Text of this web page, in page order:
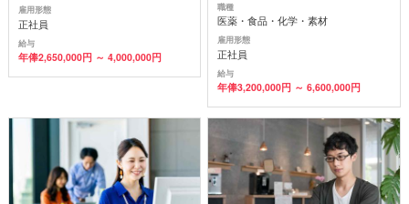
雇用形態
正社員
給与
年俸2,650,000円 ～ 4,000,000円
職種
医薬・食品・化学・素材
雇用形態
正社員
給与
年俸3,200,000円 ～ 6,600,000円